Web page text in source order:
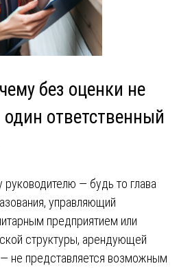
без оценки не
один ответственный
— будь то глава
управляющий
предприятием или
структуры, арендующей
не представляется возможным